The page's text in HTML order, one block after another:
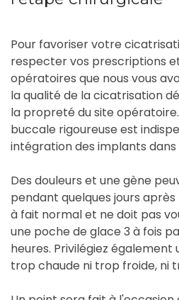
Pour favoriser votre
respecter vos prescriptions
opératoires que nous vous
la qualité de la cicatrisation
la propreté du site
buccale rigoureuse est
intégration des implants dans
Des douleurs et une gène
pendant quelques jours
à fait normal et ne doit pas
une poche de glace 3 à fois
heures. Privilégiez
trop chaude ni trop froide, ni